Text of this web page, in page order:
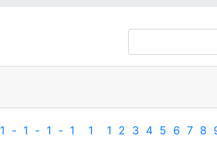
1 - 1 - 1 - 1 1 1 2 3 4 5 6 7 8